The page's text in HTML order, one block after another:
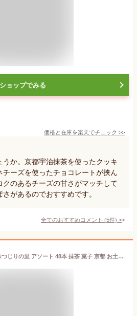
ショップでみる
価格と在庫を楽天でチェック >>
うか。京都宇治抹茶を使ったクッキ
チーズを使ったチョコレートが挟ん
クのあるチーズの甘さがマッチして
があるのでおすすめです。
全てのおすすめコメント (5件) >
祇園辻利 ぎおんの里&つじりの里 アソート 48本 抹茶 菓子 京都 お土産 お菓子 ギフト 手土産 職場 お祝い お返し 贈り物 お礼 小分け 和菓子 焼き菓子